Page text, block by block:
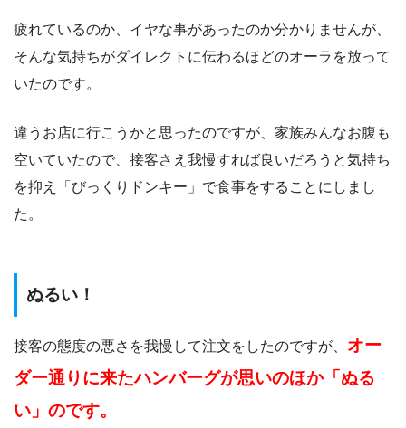
疲れているのか、イヤな事があったのか分かりませんが、
そんな気持ちがダイレクトに伝わるほどのオーラを放って
いたのです。
違うお店に行こうかと思ったのですが、家族みんなお腹も
空いていたので、接客さえ我慢すれば良いだろうと気持ち
を抑え「びっくりドンキー」で食事をすることにしまし
た。
ぬるい！
接客の態度の悪さを我慢して注文をしたのですが、 オー
ダー通りに来たハンバーグが思いのほか「ぬる
い」のです。